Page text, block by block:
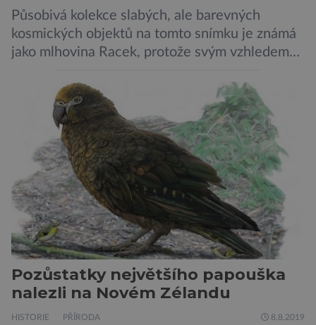
Působivá kolekce slabých, ale barevných
kosmických objektů na tomto snímku je známá
jako mlhovina Racek, protože svým vzhledem
prachu, vodíku, hélia a malého množství těžších
chemických prvků. Celá oblast je místem zrodu
nových hvězd. Mimořádné rozlišení tohoto
záběru pořízeného pomocí přehlídkového
teleskopu ESO/VST odhaluje detaily
jednotlivých astronomických objektů, […]
Pozůstatky největšího papouška
nalezli na Novém Zélandu
HISTORIE PŘÍRODA 8.8.2019